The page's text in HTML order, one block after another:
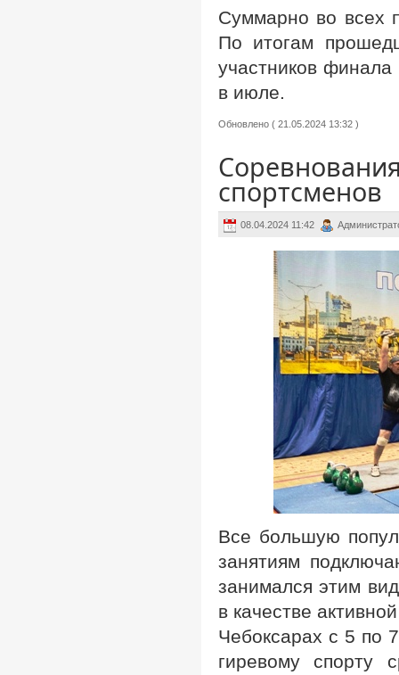
Суммарно во всех
По итогам
участников
в июле.
Обновлено ( 21.05.2024 13:32 )
спортсменов
08.04.2024 11:42
Все большую
занятиям
занимался этим
в качестве
Чебоксарах с 5 по
гиревому спорту